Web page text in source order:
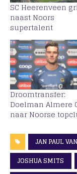
SC Heerenveen
naast Noors
supertalent
Droomtransfer:
Doelman Almere
naar Noorse
JAN PAUL
JOSHUA SMITS